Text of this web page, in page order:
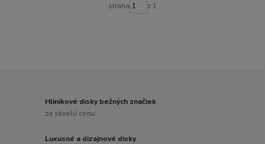
strana z 1
Hliníkové disky bežných značiek
za skvelú cenu
Luxusné a dizajnové disky